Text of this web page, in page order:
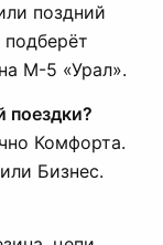
поздний
М-5 «Урал».
поездки?
Комфорта.
Бизнес.